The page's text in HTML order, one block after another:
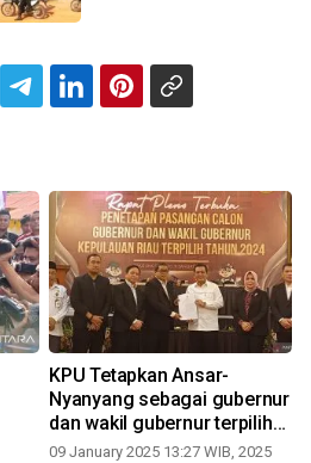
KPU Tetapkan Ansar-
Nyanyang sebagai gubernur
dan wakil gubernur terpilih
periode 2025-2030
09 January 2025 13:27 WIB, 2025